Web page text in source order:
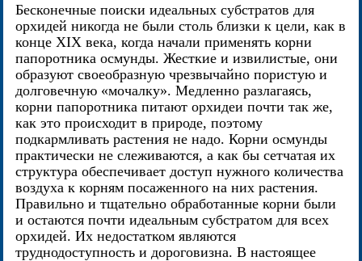
Бесконечные поиски идеальных субстратов для
орхидей никогда не были столь близки к цели, как в
конце XIX века, когда начали применять корни
папоротника осмунды. Жесткие и извилистые, они
образуют своеобразную чрезвычайно пористую и
долговечную «мочалку». Медленно разлагаясь,
корни папоротника питают орхидеи почти так же,
как это происходит в природе, поэтому
подкармливать растения не надо. Корни осмунды
практически не слеживаются, а как бы сетчатая их
структура обеспечивает доступ нужного количества
воздуха к корням посаженного на них растения.
Правильно и тщательно обработанные корни были
и остаются почти идеальным субстратом для всех
орхидей. Их недостатком являются
труднодоступность и дороговизна. В настоящее